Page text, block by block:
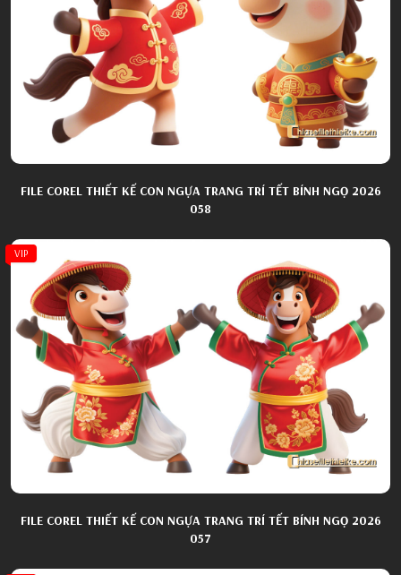
FILE COREL THIẾT KẾ CON NGỰA TRANG TRÍ TẾT BÍNH NGỌ 2026
058
VIP
FILE COREL THIẾT KẾ CON NGỰA TRANG TRÍ TẾT BÍNH NGỌ 2026
057